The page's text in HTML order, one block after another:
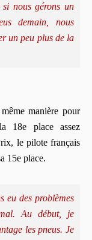
nous gérons un
demain, nous
un peu plus de la
manière pour
18e place assez
le pilote français
15e place.
eu des problèmes
Au début, je
les pneus. Je